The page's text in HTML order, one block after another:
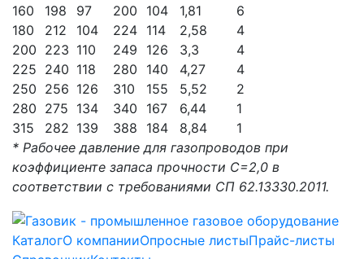
160
180
200
225
250
280
315
198
212
223
240
256
275
282
97
104
110
118
126
134
139
200
224
249
280
310
340
388
104
114
126
140
155
167
184
1,81
2,58
3,3
4,27
5,52
6,44
8,84
6
4
4
4
2
1
1
* Рабочее давление для газопроводов при
коэффициенте запаса прочности С=2,0 в
соответствии с требованиями СП 62.13330.2011.
КаталогО компанииОпросные листыПрайс-листы